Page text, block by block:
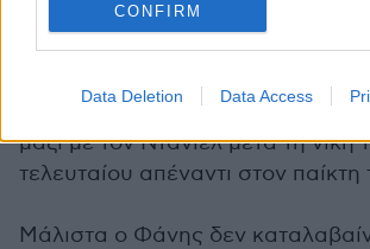
CONFIRM
Data Deletion Data Access
Το πολεμικό κλίμα των Κόκκινων
συνεχίστηκε και μετά το τέλος
κατέκτησαν οι Μπλε, με τον
να επιτίθεται στον Φάνη, ο
μαζί με τον Ντάνιελ μετά τη νίκη
τελευταίου απέναντι στον
Μάλιστα ο Φάνης δεν